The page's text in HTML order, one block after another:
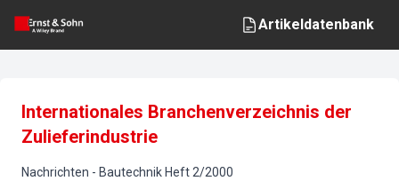
Artikeldatenbank
Internationales Branchenverzeichnis der
Zulieferindustrie
Nachrichten - Bautechnik Heft 2/2000